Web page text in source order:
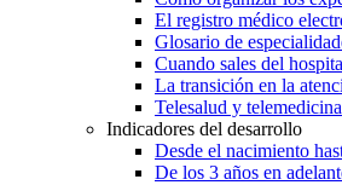
El registro médico
Glosario de
Cuando sales del
La transición en la
Telesalud y telemedicina
Indicadores del desarrollo
Desde el nacimiento
De los 3 años en